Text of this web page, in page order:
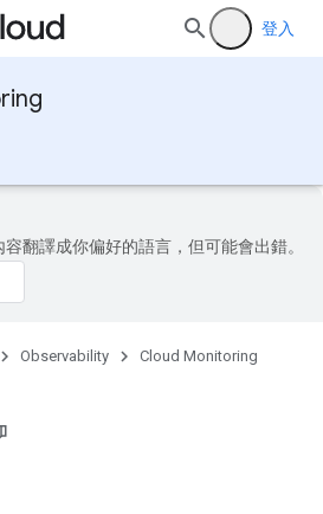
登入
翻譯成你偏好的語言，但可能會出錯。
Observability
Cloud Monitoring